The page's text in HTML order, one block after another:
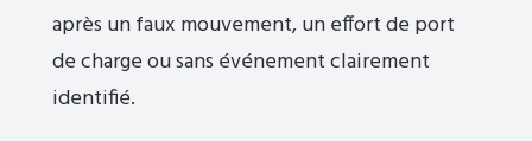
après un faux mouvement, un effort de port
de charge ou sans événement clairement
identifié.